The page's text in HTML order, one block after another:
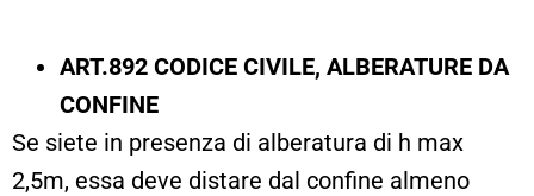
ART.892 CODICE CIVILE, ALBERATURE DA
CONFINE
Se siete in presenza di alberatura di h max
2,5m, essa deve distare dal confine almeno